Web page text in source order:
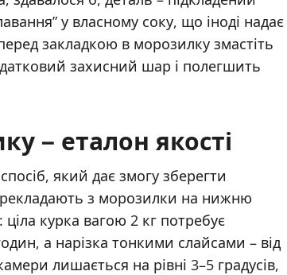
у власному соку, що іноді надає
закладкою в морозилку змастіть
захисний шар і полегшить
– еталон якості
який дає змогу зберегти
з морозилки на нижню
курка вагою 2 кг потребує
а нарізка тонкими слайсами – від
лишається на рівні 3–5 градусів,